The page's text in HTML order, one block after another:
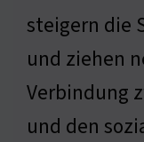
steigern die
und ziehen
Verbindung
und den